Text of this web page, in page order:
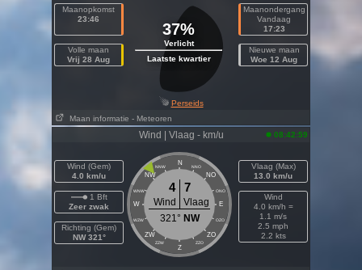
Maanopkomst
23:46
Volle maan
Vrij 28 Aug
37%
Verlicht
Laatste kwartier
Maanondergang
Vandaag
17:23
Nieuwe maan
Woe 12 Aug
Perseids
Maan informatie - Meteoren
Wind | Vlaag - km/u 08:42:59
Wind (Gem)
4.0 km/u
1 Bft
Zeer zwak
Richting (Gem)
NW 321°
N
NNW NNO
NW NO
WNW ONO
W E
WZW OZO
ZW ZO
ZZW ZZO
Z
4 7
Wind
Vlaag
321° NW
Vlaag (Max)
13.0 km/u
Wind
4.0 km/h =
1.1 m/s
2.5 mph
2.2 kts